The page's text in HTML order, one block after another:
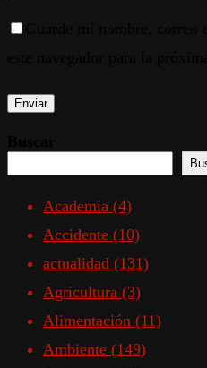
Academia (4)
Accidente (10)
actualidad (131)
Agricultura (3)
Alimentación (11)
Ambiente (149)